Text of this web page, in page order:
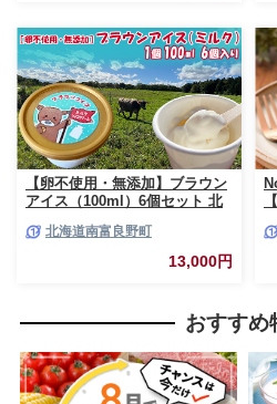
ヤ 富良野
【卵不使用・無添加】ブラウン
アイス（100ml）6個セット 北
クリーム デザート 無添加 バニ
ラアイス バニラ お菓子 スイー
ツ ひんやり おやつ 夏 なめらか
北海道南富良野町
13,000円
おすすめ